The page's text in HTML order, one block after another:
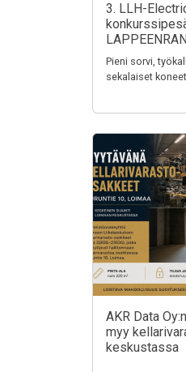
3. LLH-
Pieni sorvi,
sekalaiset
AKR Data
myy
keskustassa